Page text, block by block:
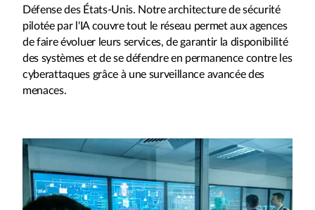
Défense des États-Unis. Notre architecture de sécurité
pilotée par l'IA couvre tout le réseau permet aux agences
de faire évoluer leurs services, de garantir la disponibilité
des systèmes et de se défendre en permanence contre les
cyberattaques grâce à une surveillance avancée des
menaces.